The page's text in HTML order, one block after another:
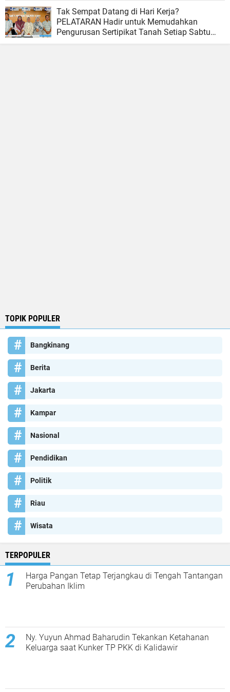
Tak Sempat Datang di Hari Kerja?
PELATARAN Hadir untuk Memudahkan
Pengurusan Sertipikat Tanah Setiap Sabtu
TOPIK POPULER
Bangkinang
Berita
Jakarta
Kampar
Nasional
Pendidikan
Politik
Riau
Wisata
TERPOPULER
Harga Pangan Tetap Terjangkau di Tengah Tantangan
Perubahan Iklim
Ny. Yuyun Ahmad Baharudin Tekankan Ketahanan
Keluarga saat Kunker TP PKK di Kalidawir